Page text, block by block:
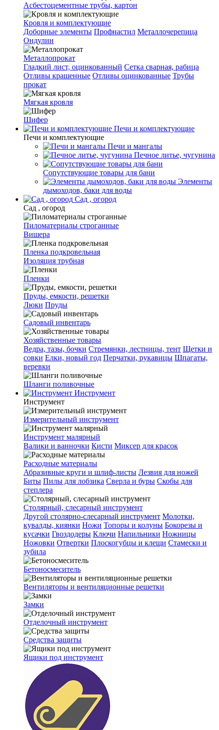
Асбестоцементные трубы, картон
Кровля и комплектующие
Доборные элементы Профнастил Металлочерепица
Ондулин
Металлопрокат
Гладкий лист, оцинкованный Сетка сварная, рабица
Отливы крашенные Отливы оцинкованные Трубы
прокат
Мягкая кровля
Шифер
Печи и комплектующие
Печи и комплектующие
Печи и мангалы
Печное литье, чугунина
Сопутствующие товары для бани
Элементы
дымоходов, баки для воды
Сад , огород
Сад , огород
Пиломатериалы строганные
Вишера
Пленка подкровельная
Изоляция трубная
Пленки
Пруды, емкости, решетки
Люки Пруды
Садовый инвентарь
Хозяйственные товары
Ведра, тазы, бочки Стремянки, лестницы, тент Щетки и
совки Елки, новый год Перчатки, рукавицы Шпагаты,
веревки
Шланги поливочные
Инструмент
Инструмент
Измерительный инструмент
Инструмент малярный
Валики и ванночки Кисти Миксер для красок
Расходные материалы
Абразивные круги и шлиф-листы Лезвия для ножей
Биты Пилы для лобзика Сверла и буры Скобы для
степлера
Столярный, слесарный инструмент
Другой столярно-слесарный инструмент Молотки,
кувалды, киянки Ножи Топоры и колуны Бокорезы и
кусачки Гвоздодеры Ключи Напильники Ножницы
Ножовки Отвертки Плоскогубцы и клещи Стамески и
зубила
Бетоносмеситель
Вентиляторы и вентиляционные решетки
Замки
Отделочный инструмент
Средства защиты
Ящики под инструмент